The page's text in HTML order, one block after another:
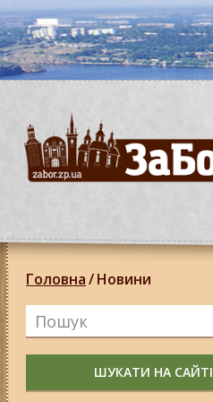
Головна/Новини
ШУКАТИ НА САЙТІ